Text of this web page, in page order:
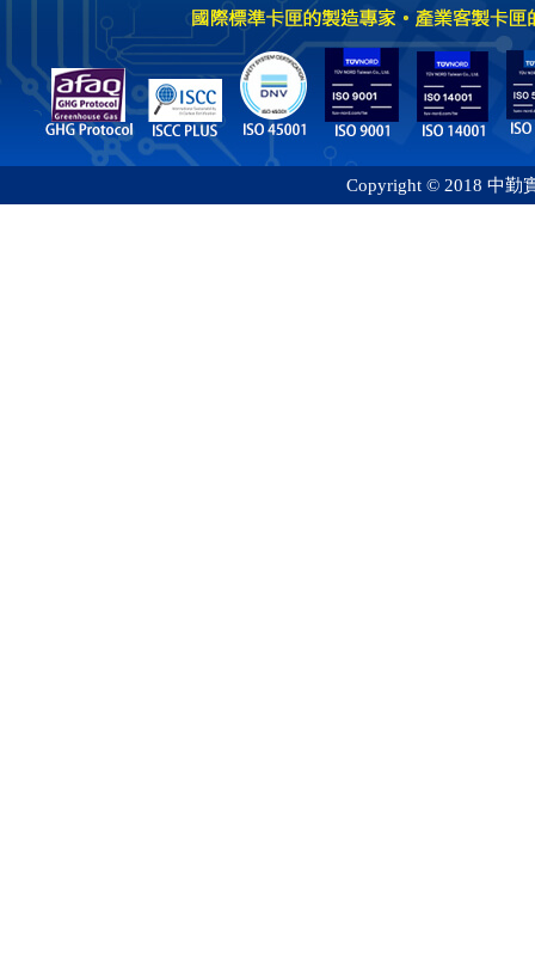
Copyright © 2018 中勤